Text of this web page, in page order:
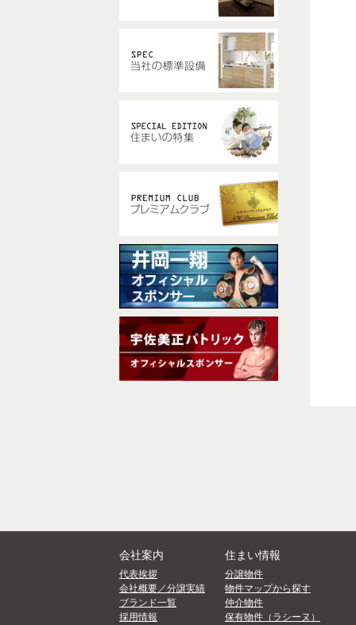
会社案内
代表挨拶
会社概要／分譲実績
ブランド一覧
採用情報
住まい情報
分譲物件
物件マップから探す
仲介物件
保有物件（ラシーヌ）